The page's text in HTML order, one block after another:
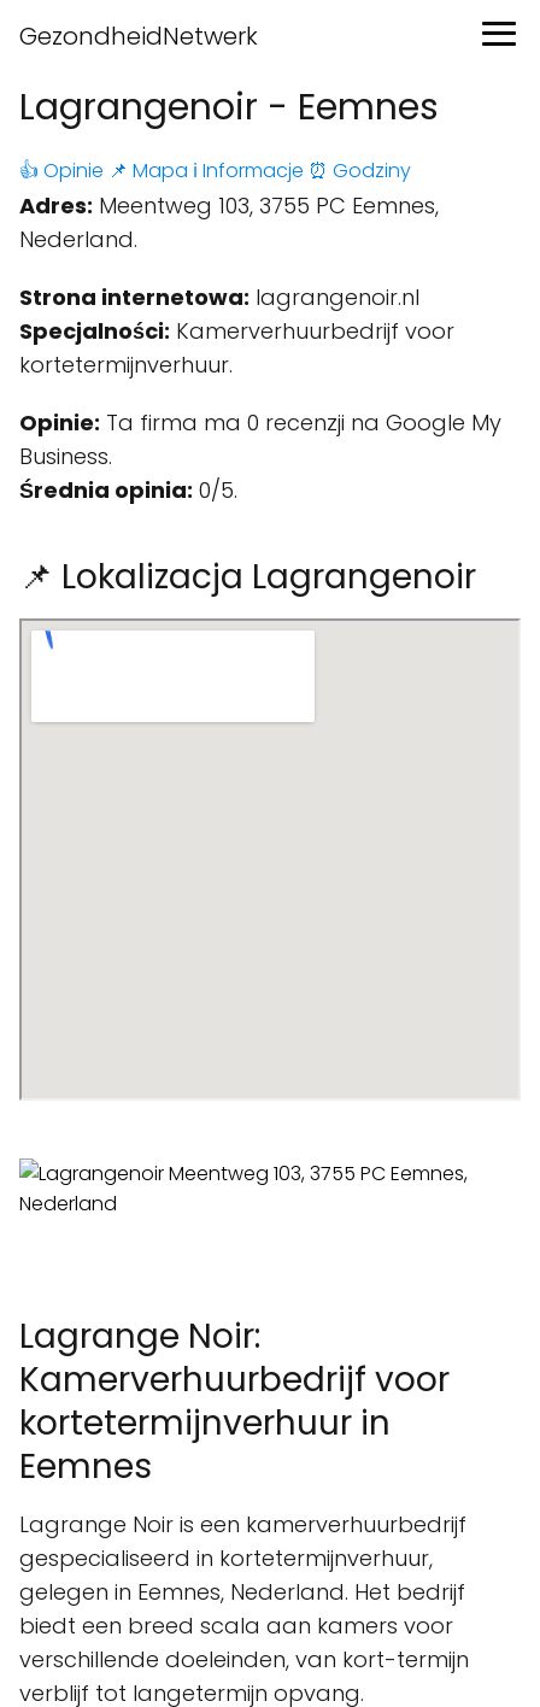
GezondheidNetwerk
Lagrangenoir - Eemnes
👍 Opinie 📌 Mapa ℹ️ Informacje ⏰ Godziny
Adres: Meentweg 103, 3755 PC Eemnes,
Nederland.
Strona internetowa: lagrangenoir.nl
Specjalności: Kamerverhuurbedrijf voor
kortetermijnverhuur.
Opinie: Ta firma ma 0 recenzji na Google My
Business.
Średnia opinia: 0/5.
📌 Lokalizacja Lagrangenoir
Lagrange Noir:
Kamerverhuurbedrijf voor
kortetermijnverhuur in
Eemnes
Lagrange Noir is een kamerverhuurbedrijf
gespecialiseerd in kortetermijnverhuur,
gelegen in Eemnes, Nederland. Het bedrijf
biedt een breed scala aan kamers voor
verschillende doeleinden, van kort-termijn
verblijf tot langetermijn opvang.